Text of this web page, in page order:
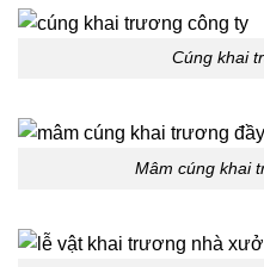
Cúng khai
Mâm cúng khai